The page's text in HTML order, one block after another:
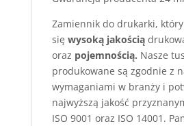
Zamiennik do drukarki,
się wysoką jakością
oraz pojemnością. Nasze
produkowane są zgodnie z
wymaganiami w branży i
najwyższą jakość
ISO 9001 oraz ISO 14001.